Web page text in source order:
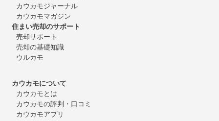
カウカモジャーナル
カウカモマガジン
住まい売却のサポート
売却サポート
売却の基礎知識
ウルカモ
カウカモについて
カウカモとは
カウカモの評判・口コミ
カウカモアプリ